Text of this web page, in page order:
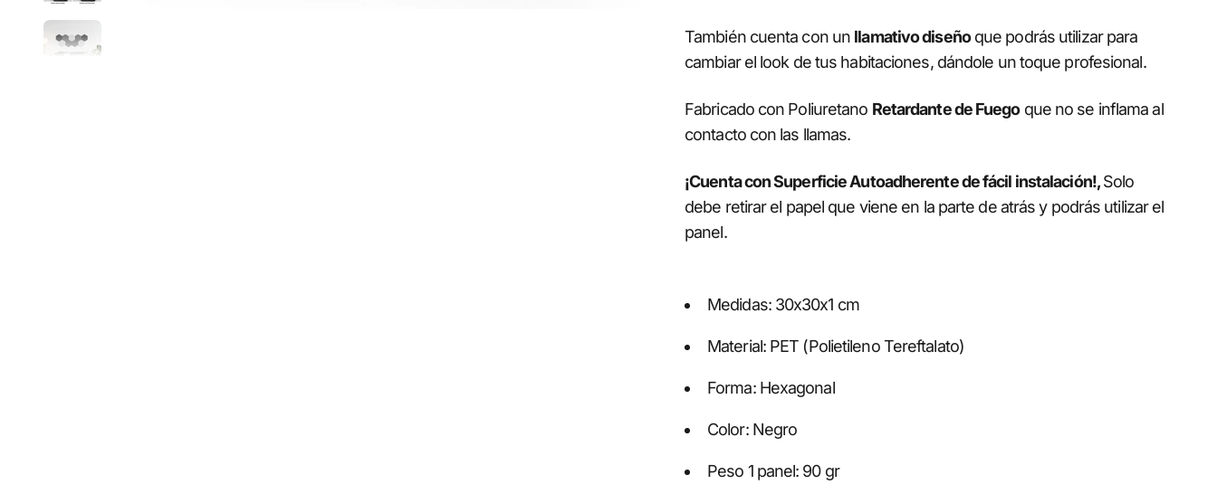
También cuenta con un llamativo diseñoque podrás utilizar para
cambiar el look de tus habitaciones, dándole un toque profesional.
Fabricado con Poliuretano Retardante de Fuegoque no se inflama al
contacto con las llamas.
¡Cuenta con Superficie Autoadherente de fácil instalación!,Solo
debe retirar el papel que viene en la parte de atrás y podrás utilizar el
panel.
Medidas: 30x30x1 cm
Material: PET (Polietileno Tereftalato)
Forma: Hexagonal
Color: Negro
Peso 1 panel: 90 gr